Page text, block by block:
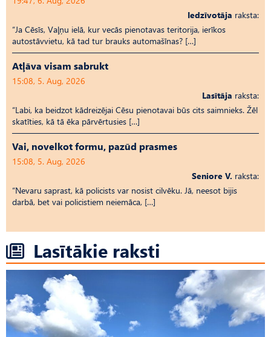
Iedzīvotāja raksta:
“Ja Cēsīs, Vaļņu ielā, kur vecās pienotavas teritorija, ierīkos
autostāvvietu, kā tad tur brauks automašīnas? […]
Atļāva visam sabrukt
15:08, 5. Aug, 2026
Lasītāja raksta:
“Labi, ka beidzot kādreizējai Cēsu pienotavai būs cits saimnieks. Žēl
skatīties, kā tā ēka pārvērtusies […]
Vai, novelkot formu, pazūd prasmes
15:08, 5. Aug, 2026
Seniore V. raksta:
“Nevaru saprast, kā policists var nosist cilvēku. Jā, neesot bijis
darbā, bet vai policistiem neiemāca, […]
Lasītākie raksti